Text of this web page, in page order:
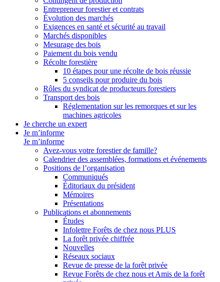
Entrepreneur forestier et contrats
Évolution des marchés
Exigences en santé et sécurité au travail
Marchés disponibles
Mesurage des bois
Paiement du bois vendu
Récolte forestière
10 étapes pour une récolte de bois réussie
5 conseils pour produire du bois
Rôles du syndicat de producteurs forestiers
Transport des bois
Réglementation sur les remorques et sur les
machines agricoles
Je cherche un expert
Je m’informe
Je m’informe
Avez-vous votre forestier de famille?
Calendrier des assemblées, formations et événements
Positions de l’organisation
Communiqués
Éditoriaux du président
Mémoires
Présentations
Publications et abonnements
Études
Infolettre Forêts de chez nous PLUS
La forêt privée chiffrée
Nouvelles
Réseaux sociaux
Revue de presse de la forêt privée
Revue Forêts de chez nous et Amis de la forêt